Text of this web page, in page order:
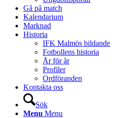
Gå på match
Kalendarium
Marknad
Historia
IFK Malmös bildande
Fotbollens historia
År för år
Profiler
Ordföranden
Kontakta oss
Sök
Menu Menu